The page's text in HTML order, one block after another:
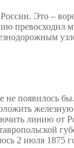
Это –
не
линию от
2 июля 1875